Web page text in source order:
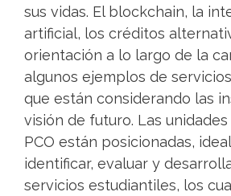
sus vidas. El blockchain, la
artificial, los créditos
orientación a lo largo de la
algunos ejemplos de
que están considerando las
visión de futuro. Las
PCO están posicionadas,
identificar, evaluar y
servicios estudiantiles, los